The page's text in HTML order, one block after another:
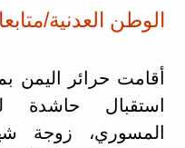
الوطن العدنية/
أقامت حرائر اليمن
استقبال حاشدة
المسوري، زوجة